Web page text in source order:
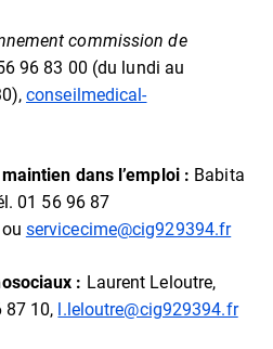
commission de
96 83 00 (du lundi au
conseilmedical-
dans l’emploi : Babita
01 56 96 87
servicecime@cig929394.fr
: Laurent Leloutre,
87 10, l.leloutre@cig929394.fr